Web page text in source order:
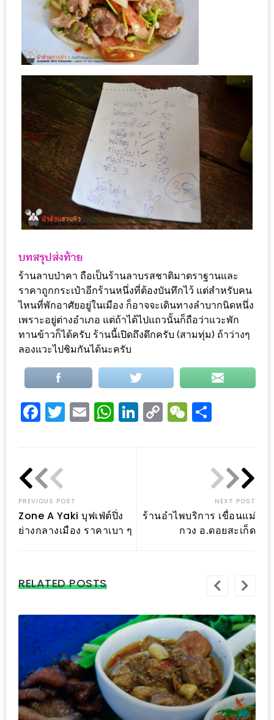
น้า
อ้วน
ชวน
คุย
นโยบาย
ความ
เป็น
ส่วน
ตัว
นโยบาย
ความ
เป็น
ตัว
ประกาศ
ผล
ผู้
โชค
ดี
กับ
น้า
อ้วน
ครั้ง
เพื่อน
มา
INSTAGRAM
รวม
โปร
โม
ชั่
นวัน
แม่
ร้านลาบป่าคา ถือเป็นร้านลาบรสชาติมาตราฐานและ
ราคาถูกกระเป๋าอีกร้านหนึ่งที่ต้องบันทึกไว้ แต่สำหรับคน
ไหนที่พักอาศัยอยู่ในเมือง ก็อาจจะเดินทางลำบากนิดหนึ่ง
เพราะอยู่ต่างอำเภอ แต่ถ้าได้ไปแถวนั้นก็ถือว่าแวะพัก
ทานข้าวก็ได้ครับ ร้านนี้เปิดถึงดึกครับ (สามทุ่ม) ถ้าว่างๆ
ลองแวะไปชิมกันได้นะครับ
Facebook
Twitter
EmailWhatsApp
LinkedIn
CopyWeChat
PREVIOUS POST
Zone A Yaki บุฟเฟ่ต์ปิ่ง
ย่างกลางเมือง ราคาเบา ๆ
NEXT POST
ร้านอำไพบริการ เขื่อนแม่
กวง อ.ดอยสะเก็ด
RELATED POSTS